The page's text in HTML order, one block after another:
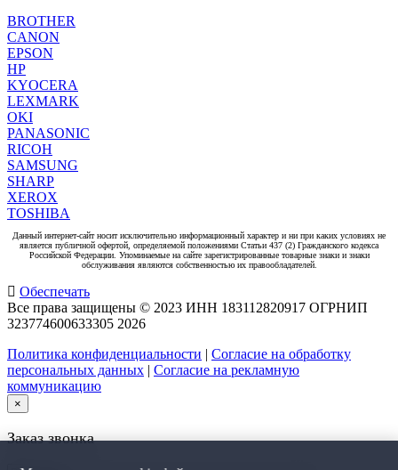
BROTHER
CANON
EPSON
HP
KYOCERA
LEXMARK
OKI
PANASONIC
RICOH
SAMSUNG
SHARP
XEROX
TOSHIBA
Данный интернет-сайт носит исключительно информационный характер и ни при каких условиях не
является публичной офертой, определяемой положениями Статьи 437 (2) Гражданского кодекса
Российской Федерации. Упоминаемые на сайте зарегистрированные товарные знаки и знаки
обслуживания являются собственностью их правообладателей.
Обеспечать
Все права защищены © 2023 ИНН 183112820917 ОГРНИП
323774600633305 2026
Политика конфиденциальности | Согласие на обработку
персональных данных | Согласие на рекламную
коммуникацию
×
Заказ звонка